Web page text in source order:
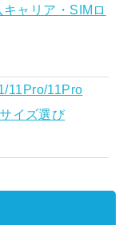
ャリア・SIMロ
11Pro/11Pro
イズ選び